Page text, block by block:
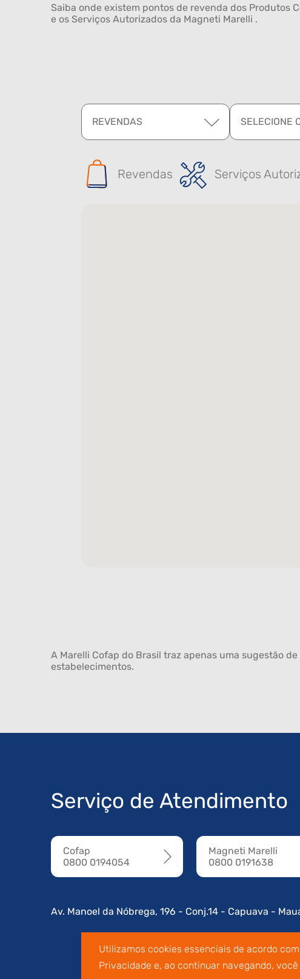
Utilizamos cookies essenciais de acordo
Privacidade e, ao continuar navegando,
Saiba onde existem pontos de revenda dos Produtos
e os Serviços Autorizados da Magneti Marelli .
REVENDAS SELECIONE
Revendas Serviços
A Marelli Cofap do Brasil traz apenas uma sugestão
estabelecimentos.
Serviço de Atendimento
Cofap
0800 0194054
Magneti Marelli
0800 0191638
Av. Manoel da Nóbrega, 196 - Conj.14 - Capuava -